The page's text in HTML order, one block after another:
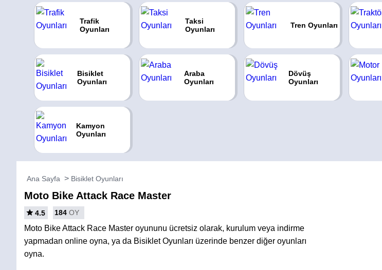
Trafik
Oyunları
Taksi
Oyunları
Tren Oyunları
Bisiklet
Oyunları
Araba
Oyunları
Dövüş
Oyunları
Kamyon
Oyunları
Ana Sayfa Bisiklet Oyunları
Moto Bike Attack Race Master
4.5 184 OY
Moto Bike Attack Race Master oyununu ücretsiz olarak, kurulum veya indirme
yapmadan online oyna, ya da Bisiklet Oyunları üzerinde benzer diğer oyunları
oyna.